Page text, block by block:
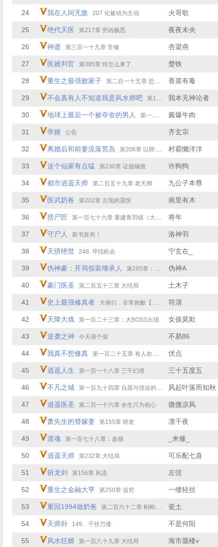
24 我在人间无敌 207 化被动为主动 火哥歌
25 绝代天医 第217章 穷凶极恶 夜夜未央
26 神逝 第三百一十九章 苦修 杏梁燕
27 医婿判官 第385章:你怎么来了 楚铁
28 重生之最强败家子 第二百一十五章 恐怖的一幕 香菜有毒
29 不会真有人不知道我是风水师吧 第153章 无限死亡（3） 我本无神论者
30 地球上最后一个被夺舍的男人 第一百零九章 李青阳的条件 酱爆牛肉
31 帝婿 公告 齐玄宗
32 离婚后和前妻流落荒岛 第206章 以卵击石 村霸懒洋洋
33 这个仙家有点猛 第230章 证据确凿 许狗狗
34 都市逍遥天师 第二百五十九章 老天师 九公子本尊
35 医武奶爸 第202章 古现的震惊 南里有木
36 捞尸匠 第一百七十六章 重建青羽镇（大结局） 将年
37 守尸人 新书发布！ 洛神羽
38 天骄绝世 248. 寻找机会 宁玄在_
39 伪神豪：开局假装继承人 第265章：走不走都不一定 伪神A
40 豪门医圣 第二百五十三章 大结局 土木子
41 史上最强修真者 大佬们，非常抱歉【免费】 符清
42 天降大戏 第一百二十三章：大BOSS出现 女孩莫欺
43 逆袭之神 今天请个假 不易86
44 我真不想修真 第一百二十五章 有人欢喜有人愁 伏点
45 逍遥人生 第一百一十八章 三千幻境 三十五度五
46 不凡之城 第一百九十四章 自愿与强迫的区别2 风起叶落而知秋
47 逍遥医圣 第二百一十六章 余生只为初心 微微凉风
48 萧先生的替嫁妻 第155章 研发 凛千夜
49 渡魂 第一百七十八章：血猪 _米修_
50 逍遥天师 第232章 大结局 可乐配七喜
51 斩龙剑 第156章 风流 左弦
52 重生之金融大亨 第250章 追究 一缕轻丝
53 重回1994做奶爸 第二百六十二章 刚刚开始 瓷土
54 天师卦 149、千丝万缕 不是何阳
55 风水狂婿 第一百八十九章 大结局 海市蜃楼v